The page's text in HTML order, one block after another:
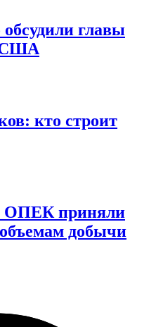
главы
США
кто строит
ОПЕК приняли
добычи